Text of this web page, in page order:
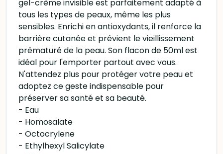
gel-crème invisible est parfaitement adapté à
tous les types de peaux, même les plus
sensibles. Enrichi en antioxydants, il renforce la
barrière cutanée et prévient le vieillissement
prématuré de la peau. Son flacon de 50ml est
idéal pour l'emporter partout avec vous.
N'attendez plus pour protéger votre peau et
adoptez ce geste indispensable pour
préserver sa santé et sa beauté.
- Eau
- Homosalate
- Octocrylene
- Ethylhexyl Salicylate